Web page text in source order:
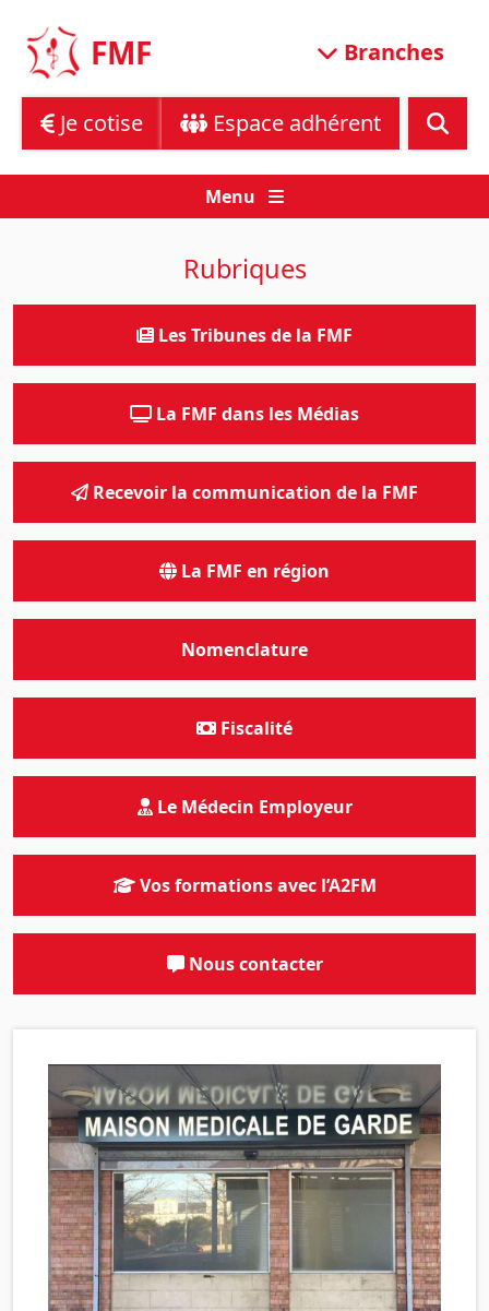
content
FMF Branches
Je cotise Espace adhérent
Menu
Rubriques
Les Tribunes de la FMF
La FMF dans les Médias
Recevoir la communication de la FMF
La FMF en région
Nomenclature
Fiscalité
Le Médecin Employeur
Vos formations avec l’A2FM
Nous contacter